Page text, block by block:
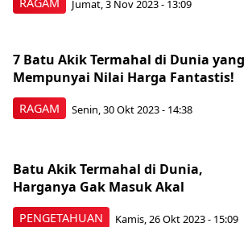
Jumat, 3 Nov 2023 - 13:09
RAGAM
7 Batu Akik Termahal di Dunia yang
Mempunyai Nilai Harga Fantastis!
Senin, 30 Okt 2023 - 14:38
PENGETAHUAN
Batu Akik Termahal di Dunia,
Harganya Gak Masuk Akal
Kamis, 26 Okt 2023 - 15:09